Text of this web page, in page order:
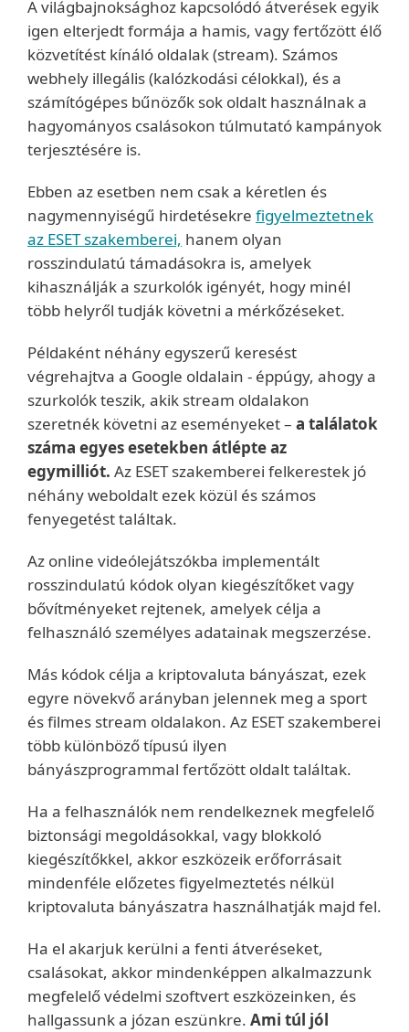
A világbajnoksághoz kapcsolódó átverések egyik
igen elterjedt formája a hamis, vagy fertőzött élő
közvetítést kínáló oldalak (stream). Számos
webhely illegális (kalózkodási célokkal), és a
számítógépes bűnözők sok oldalt használnak a
hagyományos csalásokon túlmutató kampányok
terjesztésére is.
Ebben az esetben nem csak a kéretlen és
nagymennyiségű hirdetésekre figyelmeztetnek
az ESET szakemberei, hanem olyan
rosszindulatú támadásokra is, amelyek
kihasználják a szurkolók igényét, hogy minél
több helyről tudják követni a mérkőzéseket.
Példaként néhány egyszerű keresést
végrehajtva a Google oldalain - éppúgy, ahogy a
szurkolók teszik, akik stream oldalakon
szeretnék követni az eseményeket – a találatok
száma egyes esetekben átlépte az
egymilliót. Az ESET szakemberei felkerestek jó
néhány weboldalt ezek közül és számos
fenyegetést találtak.
Az online videólejátszókba implementált
rosszindulatú kódok olyan kiegészítőket vagy
bővítményeket rejtenek, amelyek célja a
felhasználó személyes adatainak megszerzése.
Más kódok célja a kriptovaluta bányászat, ezek
egyre növekvő arányban jelennek meg a sport
és filmes stream oldalakon. Az ESET szakemberei
több különböző típusú ilyen
bányászprogrammal fertőzött oldalt találtak.
Ha a felhasználók nem rendelkeznek megfelelő
biztonsági megoldásokkal, vagy blokkoló
kiegészítőkkel, akkor eszközeik erőforrásait
mindenféle előzetes figyelmeztetés nélkül
kriptovaluta bányászatra használhatják majd fel.
Ha el akarjuk kerülni a fenti átveréseket,
csalásokat, akkor mindenképpen alkalmazzunk
megfelelő védelmi szoftvert eszközeinken, és
hallgassunk a józan eszünkre. Ami túl jól